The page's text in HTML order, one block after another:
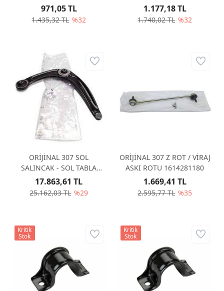
1.435,32 TL %32
971,05 TL
1.740,02 TL %32
1.177,18 TL
ORİJİNAL 307 SOL
SALINCAK - SOL TABLA
3520S2
25.162,03 TL %29
17.863,61 TL
ORİJİNAL 307 Z ROT / VİRAJ
ASKI ROTU 1614281180
2.595,77 TL %35
1.669,41 TL
Kritik
Stok
Kritik
Stok